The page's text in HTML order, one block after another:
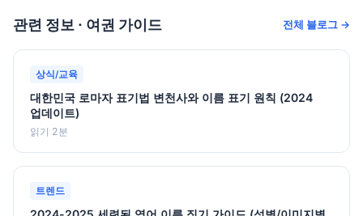
관련 정보 · 여권 가이드 전체 블로그 →
상식/교육
대한민국 로마자 표기법 변천사와 이름 표기 원칙 (2024
업데이트)
읽기 2분
트렌드